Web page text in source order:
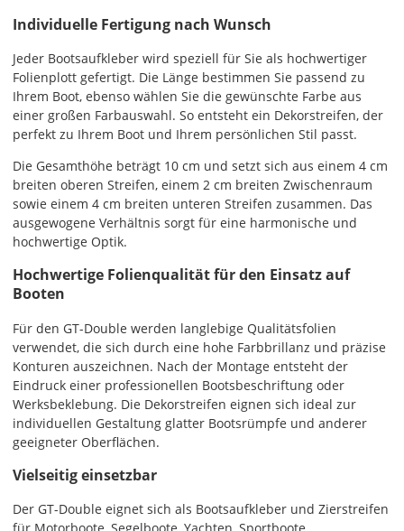
ohne
Versandkosten 1,99
EUR
Priority
Deutschland
Fr., 14.08. - Di.,
18.08.
ab 7,98
Produktionsaufschlag
EUR
Express
Deutschland
Di., 11.08. -
Mi., 12.08.
ab 24,98
Individuelle Fertigung nach Wunsch
Jeder Bootsaufkleber wird speziell für Sie als hochwertiger
Folienplott gefertigt. Die Länge bestimmen Sie passend zu
Ihrem Boot, ebenso wählen Sie die gewünschte Farbe aus
einer großen Farbauswahl. So entsteht ein Dekorstreifen, der
perfekt zu Ihrem Boot und Ihrem persönlichen Stil passt.
Die Gesamthöhe beträgt 10 cm und setzt sich aus einem 4 cm
breiten oberen Streifen, einem 2 cm breiten Zwischenraum
sowie einem 4 cm breiten unteren Streifen zusammen. Das
ausgewogene Verhältnis sorgt für eine harmonische und
hochwertige Optik.
Hochwertige Folienqualität für den Einsatz auf
Booten
Für den GT-Double werden langlebige Qualitätsfolien
verwendet, die sich durch eine hohe Farbbrillanz und präzise
Konturen auszeichnen. Nach der Montage entsteht der
Eindruck einer professionellen Bootsbeschriftung oder
Werksbeklebung. Die Dekorstreifen eignen sich ideal zur
individuellen Gestaltung glatter Bootsrümpfe und anderer
geeigneter Oberflächen.
Vielseitig einsetzbar
Der GT-Double eignet sich als Bootsaufkleber und Zierstreifen